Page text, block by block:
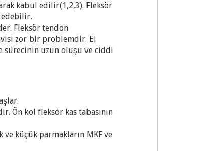
kabul edilir(1,2,3). Fleksör
edebilir.
Fleksör tendon
zor bir problemdir. El
sürecinin uzun oluşu ve ciddi
Ön kol fleksör kas tabasının
küçük parmakların MKF ve